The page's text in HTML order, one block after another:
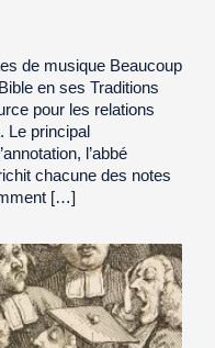
de musique Beaucoup
en ses Traditions
pour les relations
Le principal
l’abbé
chacune des notes
[…]